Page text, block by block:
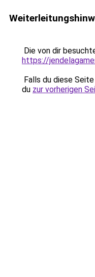
Die von dir
https://
Falls du diese
du zur vorherigen